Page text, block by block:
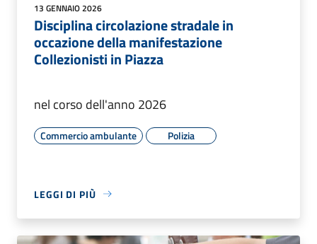
13 GENNAIO 2026
Disciplina circolazione stradale in
occazione della manifestazione
Collezionisti in Piazza
nel corso dell'anno 2026
Commercio ambulante Polizia
LEGGI DI PIÙ